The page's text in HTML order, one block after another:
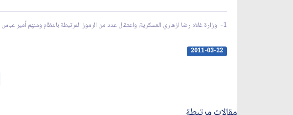
1- وزارة غلام رضا ازهاري العسكرية، واعتقال عدد من الرموز المرتبطة بالنظام ومنهم أمير
2011-03-22